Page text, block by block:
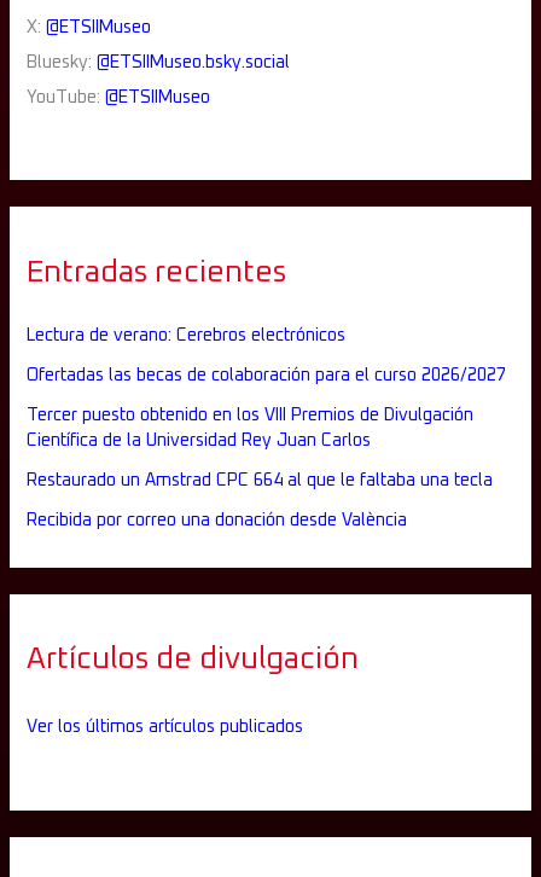
X:@ETSIIMuseo
Bluesky:@ETSIIMuseo.bsky.social
YouTube:@ETSIIMuseo
Entradas recientes
Lectura de verano: Cerebros electrónicos
Ofertadas las becas de colaboración para el curso 2026/2027
Tercer puesto obtenido en los VIII Premios de Divulgación
Científica de la Universidad Rey Juan Carlos
Restaurado un Amstrad CPC 664 al que le faltaba una tecla
Recibida por correo una donación desde València
Artículos de divulgación
Ver los últimos artículos publicados